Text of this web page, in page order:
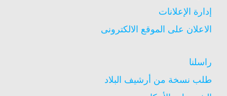
إدارة الإعلانات
الاعلان على الموقع الالكترونى
راسلنا
طلب نسخة من أرشيف البلاد